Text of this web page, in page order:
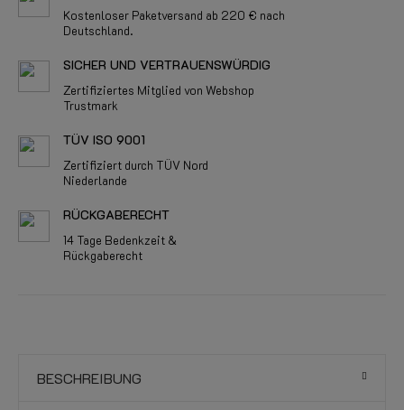
Kostenloser Paketversand ab 220 € nach
Deutschland.
SICHER UND VERTRAUENSWÜRDIG
Zertifiziertes Mitglied von Webshop
Trustmark
TÜV ISO 9001
Zertifiziert durch TÜV Nord
Niederlande
RÜCKGABERECHT
14 Tage Bedenkzeit &
Rückgaberecht
BESCHREIBUNG